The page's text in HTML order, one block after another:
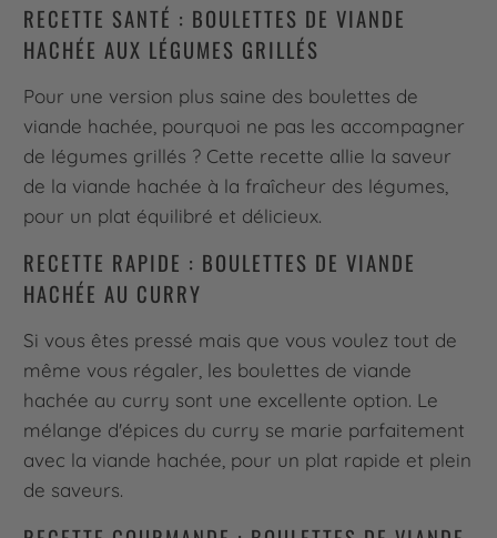
RECETTE SANTÉ : BOULETTES DE VIANDE
HACHÉE AUX LÉGUMES GRILLÉS
Pour une version plus saine des boulettes de
viande hachée, pourquoi ne pas les accompagner
de légumes grillés ? Cette recette allie la saveur
de la viande hachée à la fraîcheur des légumes,
pour un plat équilibré et délicieux.
RECETTE RAPIDE : BOULETTES DE VIANDE
HACHÉE AU CURRY
Si vous êtes pressé mais que vous voulez tout de
même vous régaler, les boulettes de viande
hachée au curry sont une excellente option. Le
mélange d'épices du curry se marie parfaitement
avec la viande hachée, pour un plat rapide et plein
de saveurs.